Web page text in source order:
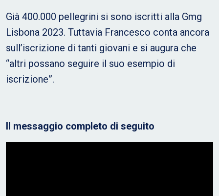
Già 400.000 pellegrini si sono iscritti alla Gmg
Lisbona 2023. Tuttavia Francesco conta ancora
sull’iscrizione di tanti giovani e si augura che
“altri possano seguire il suo esempio di
iscrizione”.
Il messaggio completo di seguito